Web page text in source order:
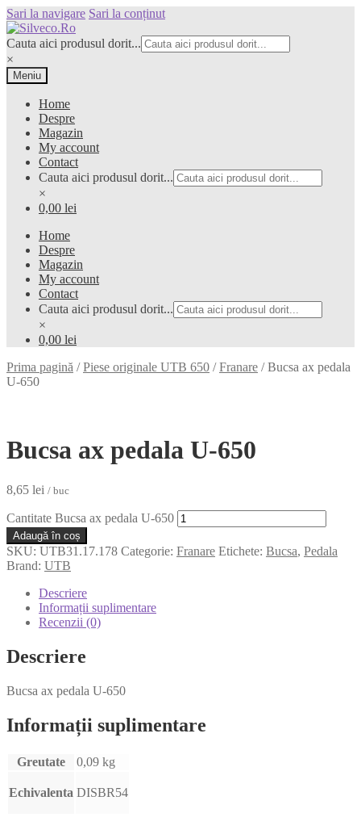
Sari la navigare Sari la conținut
Cauta aici produsul dorit...
×
Meniu
Home
Despre
Magazin
My account
Contact
Cauta aici produsul dorit...
×
0,00 lei
Home
Despre
Magazin
My account
Contact
Cauta aici produsul dorit...
×
0,00 lei
Prima pagină /Piese originale UTB 650 /Franare /Bucsa ax pedala
U-650
Bucsa ax pedala U-650
8,65 lei / buc
Cantitate Bucsa ax pedala U-650
Adaugă în coș
SKU: UTB31.17.178 Categorie: Franare Etichete: Bucsa, Pedala
Brand: UTB
Descriere
Informații suplimentare
Recenzii (0)
Descriere
Bucsa ax pedala U-650
Informații suplimentare
Greutate 0,09 kg
Echivalenta DISBR54